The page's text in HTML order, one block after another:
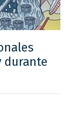
durante